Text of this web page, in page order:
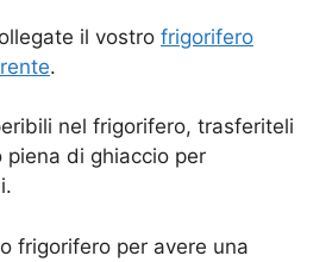
il vostro frigorifero
.
nel frigorifero, trasferiteli
piena di ghiaccio per
frigorifero per avere una